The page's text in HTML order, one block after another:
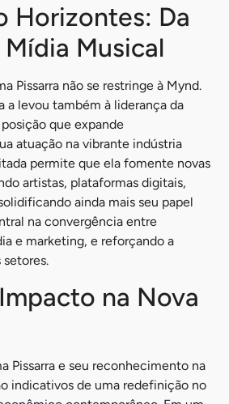
Horizontes: Da
Musical
Pissarra não se restringe à Mynd.
a levou também à liderança da
que expande
atuação na vibrante indústria
permite que ela fomente novas
artistas, plataformas digitais,
ainda mais seu papel
na convergência entre
e marketing, e reforçando a
setores.
na Nova
Pissarra e seu reconhecimento na
indicativos de uma redefinição no